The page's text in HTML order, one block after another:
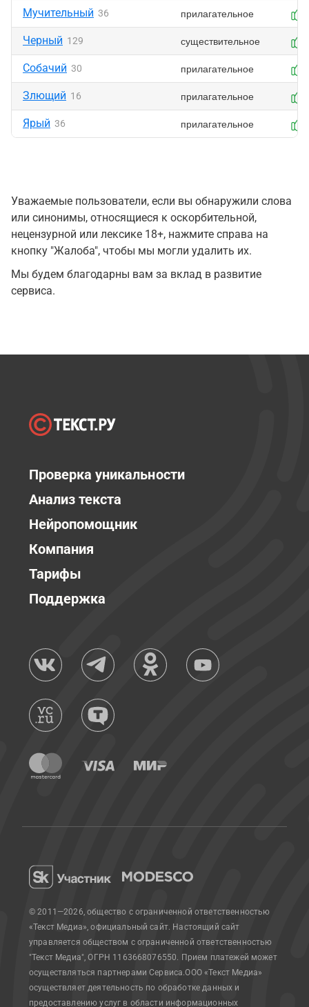
Мучительный 36 прилагательное
Черный 129 существительное
Собачий 30 прилагательное
Злющий 16 прилагательное
Ярый 36 прилагательное
Уважаемые пользователи, если вы обнаружили слова
или синонимы, относящиеся к оскорбительной,
нецензурной или лексике 18+, нажмите справа на
кнопку "Жалоба", чтобы мы могли удалить их.
Мы будем благодарны вам за вклад в развитие
сервиса.
Проверка уникальности
Анализ текста
Нейропомощник
Компания
Тарифы
Поддержка
© 2011—2026, общество с ограниченной ответственностью
«Текст Медиа», официальный сайт. Настоящий сайт
управляется обществом с ограниченной ответственностью
"Текст Медиа", ОГРН 1163668076550. Прием платежей может
осуществляться партнерами Сервиса.ООО «Текст Медиа»
осуществляет деятельность по обработке данных и
предоставлению услуг в области информационных